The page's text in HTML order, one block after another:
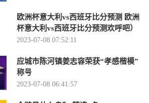
欧洲杯意大利vs西班牙比分预测 欧洲
杯意大利vs西班牙比分预测欢呼吧）
2023-07-08 07:52:11
应城市陈河镇姜志容荣获“孝感楷模”
称号
2023-07-08 06:41:57